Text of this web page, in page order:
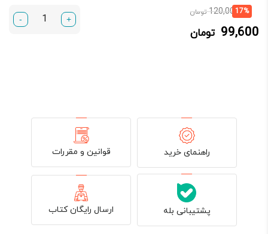
17%
120,000 تومانقیمت
99,600 تومان
قیمت
99,600 تومان.
+
-
راهنمای خرید قوانین و مقررات
پشتیبانی بله ارسال رایگان کتاب